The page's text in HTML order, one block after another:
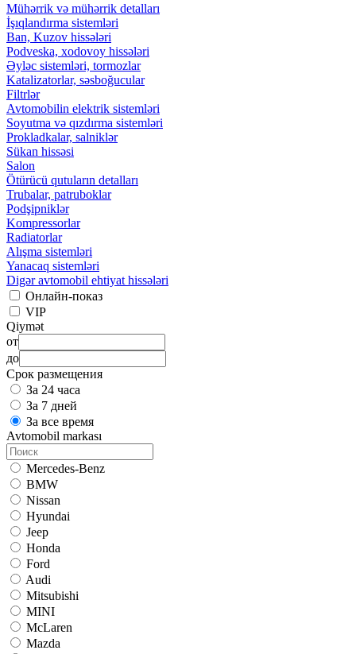
Mühərrik və mühərrik detalları
İşıqlandırma sistemləri
Ban, Kuzov hissələri
Podveska, xodovoy hissələri
Əyləc sistemləri, tormozlar
Katalizatorlar, səsboğucular
Filtrlər
Avtomobilin elektrik sistemləri
Soyutma və qızdırma sistemləri
Prokladkalar, salniklər
Sükan hissəsi
Salon
Ötürücü qutuların detalları
Trubalar, patruboklar
Podşipniklər
Kompressorlar
Radiatorlar
Alışma sistemləri
Yanacaq sistemləri
Digər avtomobil ehtiyat hissələri
Онлайн-показ
VIP
Qiymət
от
до
Срок размещения
За 24 часа
За 7 дней
За все время
Avtomobil markası
Mercedes-Benz
BMW
Nissan
Hyundai
Jeep
Honda
Ford
Audi
Mitsubishi
MINI
McLaren
Mazda